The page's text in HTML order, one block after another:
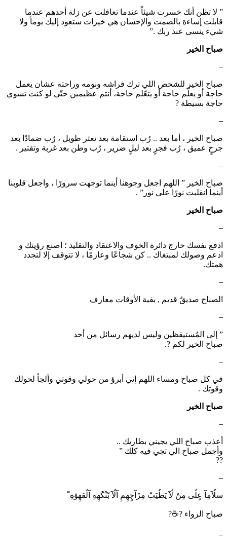
‏” لا تظن أنك خسرت شيئاً عندما تغافلت عن زلة أحدهم عندما
قابلت إساءة بالصمت والإحسان هي خيرات ستعود إليك يوماً ولا
شيء ينسى عند ربك .”
صباح الخير
–
صباح الخير للشخص اللي ترك فراشه ونومه وراحته عشان يعمل
حاجة أو يعلّم حاجة أو يتعّلم حاجة، أنتم عظيمين حتّى لو كنت تسوي
حاجة بسيطة ?
–
صباح الخير ، أما بعد .. رُب استقامة بعد تعثر طويل ، رُب ضمادًا بعد
جرحٍ عميق ، رُب فجرٍ بعد ليلٍ ضرير ، رُب وطن بعد غربة وتقتير .
–
صباح الخير ” اللهم اجعل وجوهنا أينما توجهت سرورًا ، واجعل قلوبنا
أينما انقلبت نورًا على نور” .
صباح الخير
–
ادفع نفسك خارج دائرة الخوف والاعتقاد والتقليد ؛ اصنع رؤيتك و
ادعم وصولك لمبتغاك .. كن شجاعًا وعازمًا ، لا تتوقف إلا لتجدد
همتك.
–
الصباح صديقٌ قديم , بقية الأوقات معارف
–
‏” إلى المُستيقظين وليس لديهم رسائل من أحد
صباح الخير لكم ?.
–
في كل صباح ومساء اللهم إني أبرؤ من حولي وقوتي وألجأ لحولك
وقوتك .
صباح الخير
–
أعذب صباح اللي يجيني بطاريك ..
وأجمل صباح الي تجي فيه كلك ”
??
–
سلُآمِآ عٍلُى مِنْ لُآ يَطُيَبْ مِزَآجٍهِمِ آلُآ بْنْگهِهِ آلُقهِۆهِ ّ
صباح الرواء ?☕️?
–